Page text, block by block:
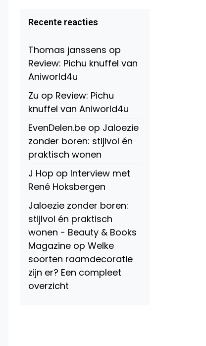
Beauty-
147775071915783/?
Facebook
op
Twitter
op
Instagram
Recente reacties
Thomas janssens op
Review: Pichu knuffel van
Aniworld4u
Zu op Review: Pichu
knuffel van Aniworld4u
EvenDelen.be op Jaloezie
zonder boren: stijlvol én
praktisch wonen
J Hop op Interview met
René Hoksbergen
Jaloezie zonder boren:
stijlvol én praktisch
wonen - Beauty & Books
Magazine op Welke
soorten raamdecoratie
zijn er? Een compleet
overzicht